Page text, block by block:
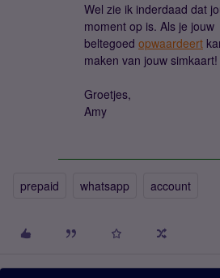
Wel zie ik inderdaad dat
moment op is. Als je jouw
beltegoed opwaardeert
maken van jouw simkaart!
Groetjes,
Amy
prepaid whatsapp account